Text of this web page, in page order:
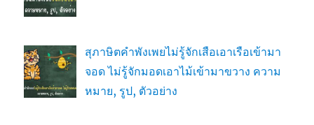
สุภาษิตคำพังเพยไม่รู้จักเสือเอาเรือเข้ามา
จอด ไม่รู้จักมอดเอาไม้เข้ามาขวาง ความ
หมาย, รูป, ตัวอย่าง